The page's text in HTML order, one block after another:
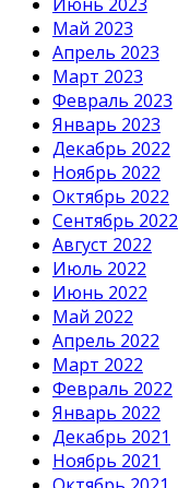
Июнь 2023
Май 2023
Апрель 2023
Март 2023
Февраль 2023
Январь 2023
Декабрь 2022
Ноябрь 2022
Октябрь 2022
Сентябрь 2022
Август 2022
Июль 2022
Июнь 2022
Май 2022
Апрель 2022
Март 2022
Февраль 2022
Январь 2022
Декабрь 2021
Ноябрь 2021